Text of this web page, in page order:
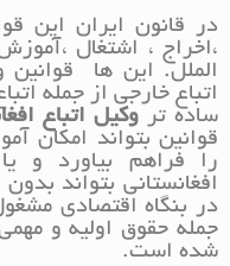
در قانون ایران این
،اخراج ، اشتغال
الملل. این ها
اتباع خارجی از جمله
ساده تروکیل اتباع
قوانین بتواند امکان
را فراهم بیاورد و
افغانستانی بتواند
در بنگاه اقتصادی
جمله حقوق اولیه و
شده است.